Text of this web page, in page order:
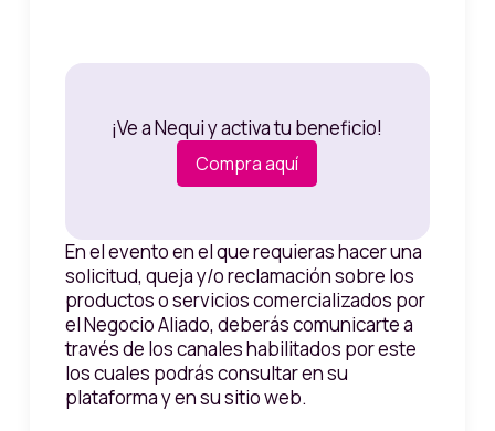
¡Ve a Nequi y activa tu beneficio!
Compra aquí
En el evento en el que requieras hacer una
solicitud, queja y/o reclamación sobre los
productos o servicios comercializados por
el Negocio Aliado, deberás comunicarte a
través de los canales habilitados por este
los cuales podrás consultar en su
plataforma y en su sitio web.